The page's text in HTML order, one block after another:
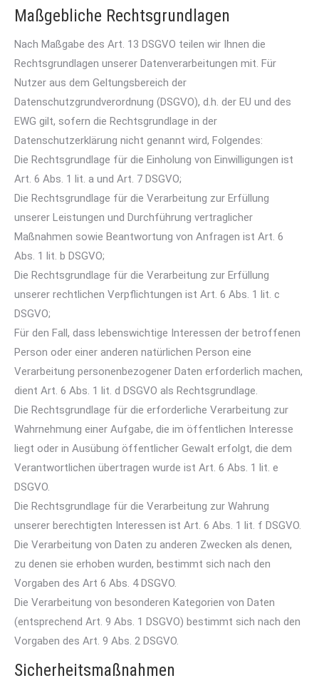
Maßgebliche Rechtsgrundlagen
Nach Maßgabe des Art. 13 DSGVO teilen wir Ihnen die
Rechtsgrundlagen unserer Datenverarbeitungen mit. Für
Nutzer aus dem Geltungsbereich der
Datenschutzgrundverordnung (DSGVO), d.h. der EU und des
EWG gilt, sofern die Rechtsgrundlage in der
Datenschutzerklärung nicht genannt wird, Folgendes:
Die Rechtsgrundlage für die Einholung von Einwilligungen ist
Art. 6 Abs. 1 lit. a und Art. 7 DSGVO;
Die Rechtsgrundlage für die Verarbeitung zur Erfüllung
unserer Leistungen und Durchführung vertraglicher
Maßnahmen sowie Beantwortung von Anfragen ist Art. 6
Abs. 1 lit. b DSGVO;
Die Rechtsgrundlage für die Verarbeitung zur Erfüllung
unserer rechtlichen Verpflichtungen ist Art. 6 Abs. 1 lit. c
DSGVO;
Für den Fall, dass lebenswichtige Interessen der betroffenen
Person oder einer anderen natürlichen Person eine
Verarbeitung personenbezogener Daten erforderlich machen,
dient Art. 6 Abs. 1 lit. d DSGVO als Rechtsgrundlage.
Die Rechtsgrundlage für die erforderliche Verarbeitung zur
Wahrnehmung einer Aufgabe, die im öffentlichen Interesse
liegt oder in Ausübung öffentlicher Gewalt erfolgt, die dem
Verantwortlichen übertragen wurde ist Art. 6 Abs. 1 lit. e
DSGVO.
Die Rechtsgrundlage für die Verarbeitung zur Wahrung
unserer berechtigten Interessen ist Art. 6 Abs. 1 lit. f DSGVO.
Die Verarbeitung von Daten zu anderen Zwecken als denen,
zu denen sie erhoben wurden, bestimmt sich nach den
Vorgaben des Art 6 Abs. 4 DSGVO.
Die Verarbeitung von besonderen Kategorien von Daten
(entsprechend Art. 9 Abs. 1 DSGVO) bestimmt sich nach den
Vorgaben des Art. 9 Abs. 2 DSGVO.
Sicherheitsmaßnahmen